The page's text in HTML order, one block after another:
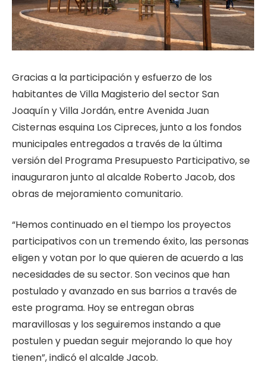
Gracias a la participación y esfuerzo de los
habitantes de Villa Magisterio del sector San
Joaquín y Villa Jordán, entre Avenida Juan
Cisternas esquina Los Cipreces, junto a los fondos
municipales entregados a través de la última
versión del Programa Presupuesto Participativo, se
inauguraron junto al alcalde Roberto Jacob, dos
obras de mejoramiento comunitario.
“Hemos continuado en el tiempo los proyectos
participativos con un tremendo éxito, las personas
eligen y votan por lo que quieren de acuerdo a las
necesidades de su sector. Son vecinos que han
postulado y avanzado en sus barrios a través de
este programa. Hoy se entregan obras
maravillosas y los seguiremos instando a que
postulen y puedan seguir mejorando lo que hoy
tienen”, indicó el alcalde Jacob.